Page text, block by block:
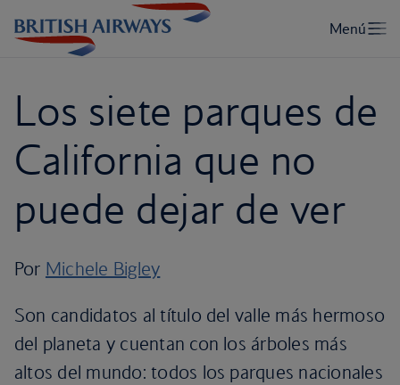
Los siete parques de
California que no
puede dejar de ver
Por Michele Bigley
Son candidatos al título del valle más hermoso
del planeta y cuentan con los árboles más
altos del mundo: todos los parques nacionales